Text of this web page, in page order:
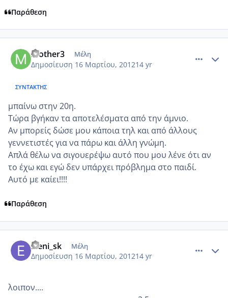
Παράθεση
mother3 Μέλη
Δημοσίευση 16 Μαρτίου, 201214 yr
ΣΥΝΤΆΚΤΗΣ
μπαίνω στην 20η.
Τώρα βγήκαν τα αποτελε΄σματα από την άμνιο.
Αν μπορείς δώσε μου κάποια τηλ και από άλλους
γεννετιστές για να πάρω και άλλη γνώμη.
Απλά θέλω να σιγουερέψω αυτό που μου λένε ότι αν
το έχω και εγώ δεν υπάρχει πρόβλημα στο παιδί.
Αυτό με καίει!!!!
Παράθεση
Eleni_sk Μέλη
Δημοσίευση 16 Μαρτίου, 201214 yr
λοιπον....